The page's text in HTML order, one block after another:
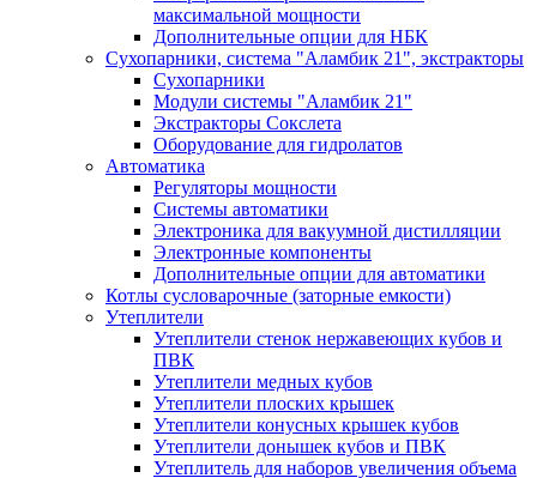
максимальной мощности
Дополнительные опции для НБК
Сухопарники, система "Аламбик 21", экстракторы
Сухопарники
Модули системы "Аламбик 21"
Экстракторы Сокслета
Оборудование для гидролатов
Автоматика
Регуляторы мощности
Системы автоматики
Электроника для вакуумной дистилляции
Электронные компоненты
Дополнительные опции для автоматики
Котлы сусловарочные (заторные емкости)
Утеплители
Утеплители стенок нержавеющих кубов и
ПВК
Утеплители медных кубов
Утеплители плоских крышек
Утеплители конусных крышек кубов
Утеплители донышек кубов и ПВК
Утеплитель для наборов увеличения объема